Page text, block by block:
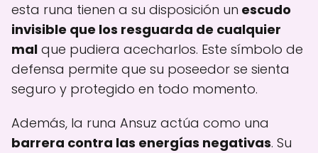
esta runa tienen a su disposición un escudo
invisible que los resguarda de cualquier
mal que pudiera acecharlos. Este símbolo de
defensa permite que su poseedor se sienta
seguro y protegido en todo momento.
Además, la runa Ansuz actúa como una
barrera contra las energías negativas. Su